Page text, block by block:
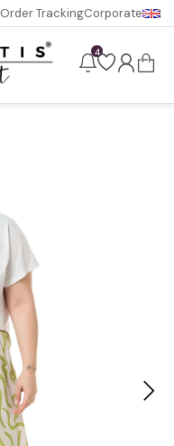
Order TrackingCorporate
4